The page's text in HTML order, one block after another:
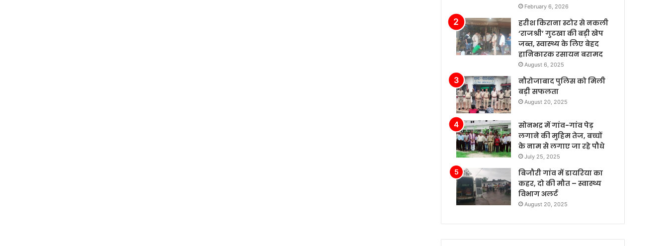
February 6, 2026
हरीश किराना स्टोर से नकली
‘राजश्री’ गुटखा की बड़ी खेप
जब्त, स्वास्थ्य के लिए बेहद
हानिकारक रसायन बरामद
August 6, 2025
नौरोजाबाद पुलिस को मिली
बड़ी सफलता
August 20, 2025
सोनभद्र में गांव-गांव पेड़
लगाने की मुहिम तेज, बच्चों
के नाम से लगाए जा रहे पौधे
July 25, 2025
बिजौरी गांव में डायरिया का
कहर, दो की मौत – स्वास्थ्य
विभाग अलर्ट
August 20, 2025